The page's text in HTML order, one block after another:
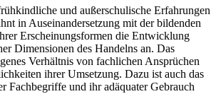
und außerschulische Erfahrungen
in Auseinandersetzung mit der bildenden
Erscheinungsformen die Entwicklung
Dimensionen des Handelns an. Das
Verhältnis von fachlichen Ansprüchen
ihrer Umsetzung. Dazu ist auch das
Fachbegriffe und ihr adäquater Gebrauch